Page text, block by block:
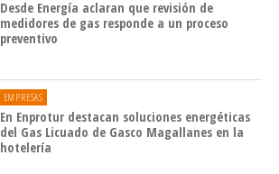
Desde Energía aclaran que revisión de
medidores de gas responde a un proceso
preventivo
EMPRESAS
En Enprotur destacan soluciones energéticas
del Gas Licuado de Gasco Magallanes en la
hotelería